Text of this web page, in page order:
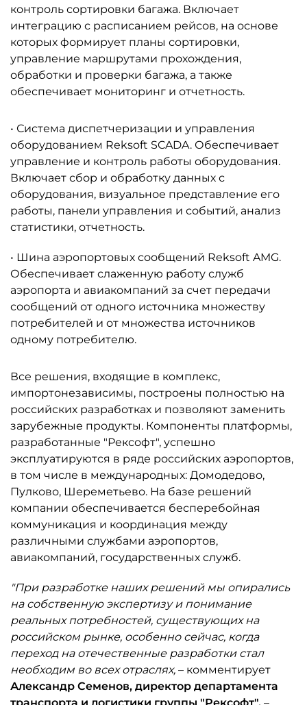
контроль сортировки багажа. Включает
интеграцию с расписанием рейсов, на основе
которых формирует планы сортировки,
управление маршрутами прохождения,
обработки и проверки багажа, а также
обеспечивает мониторинг и отчетность.
• Система диспетчеризации и управления
оборудованием Reksoft SCADA. Обеспечивает
управление и контроль работы оборудования.
Включает сбор и обработку данных с
оборудования, визуальное представление его
работы, панели управления и событий, анализ
статистики, отчетность.
• Шина аэропортовых сообщений Reksoft AMG.
Обеспечивает слаженную работу служб
аэропорта и авиакомпаний за счет передачи
сообщений от одного источника множеству
потребителей и от множества источников
одному потребителю.
Все решения, входящие в комплекс,
импортонезависимы, построены полностью на
российских разработках и позволяют заменить
зарубежные продукты. Компоненты платформы,
разработанные "Рексофт", успешно
эксплуатируются в ряде российских аэропортов,
в том числе в международных: Домодедово,
Пулково, Шереметьево. На базе решений
компании обеспечивается бесперебойная
коммуникация и координация между
различными службами аэропортов,
авиакомпаний, государственных служб.
"При разработке наших решений мы опирались
на собственную экспертизу и понимание
реальных потребностей, существующих на
российском рынке, особенно сейчас, когда
переход на отечественные разработки стал
необходим во всех отраслях, – комментирует
Александр Семенов, директор департамента